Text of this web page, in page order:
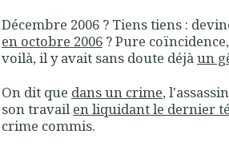
Décembre 2006 ? Tiens tiens :
en octobre 2006 ? Pure
voilà, il y avait sans doute déjàun
On dit que dans un crime,
son travailen liquidant le dernier
crime commis.